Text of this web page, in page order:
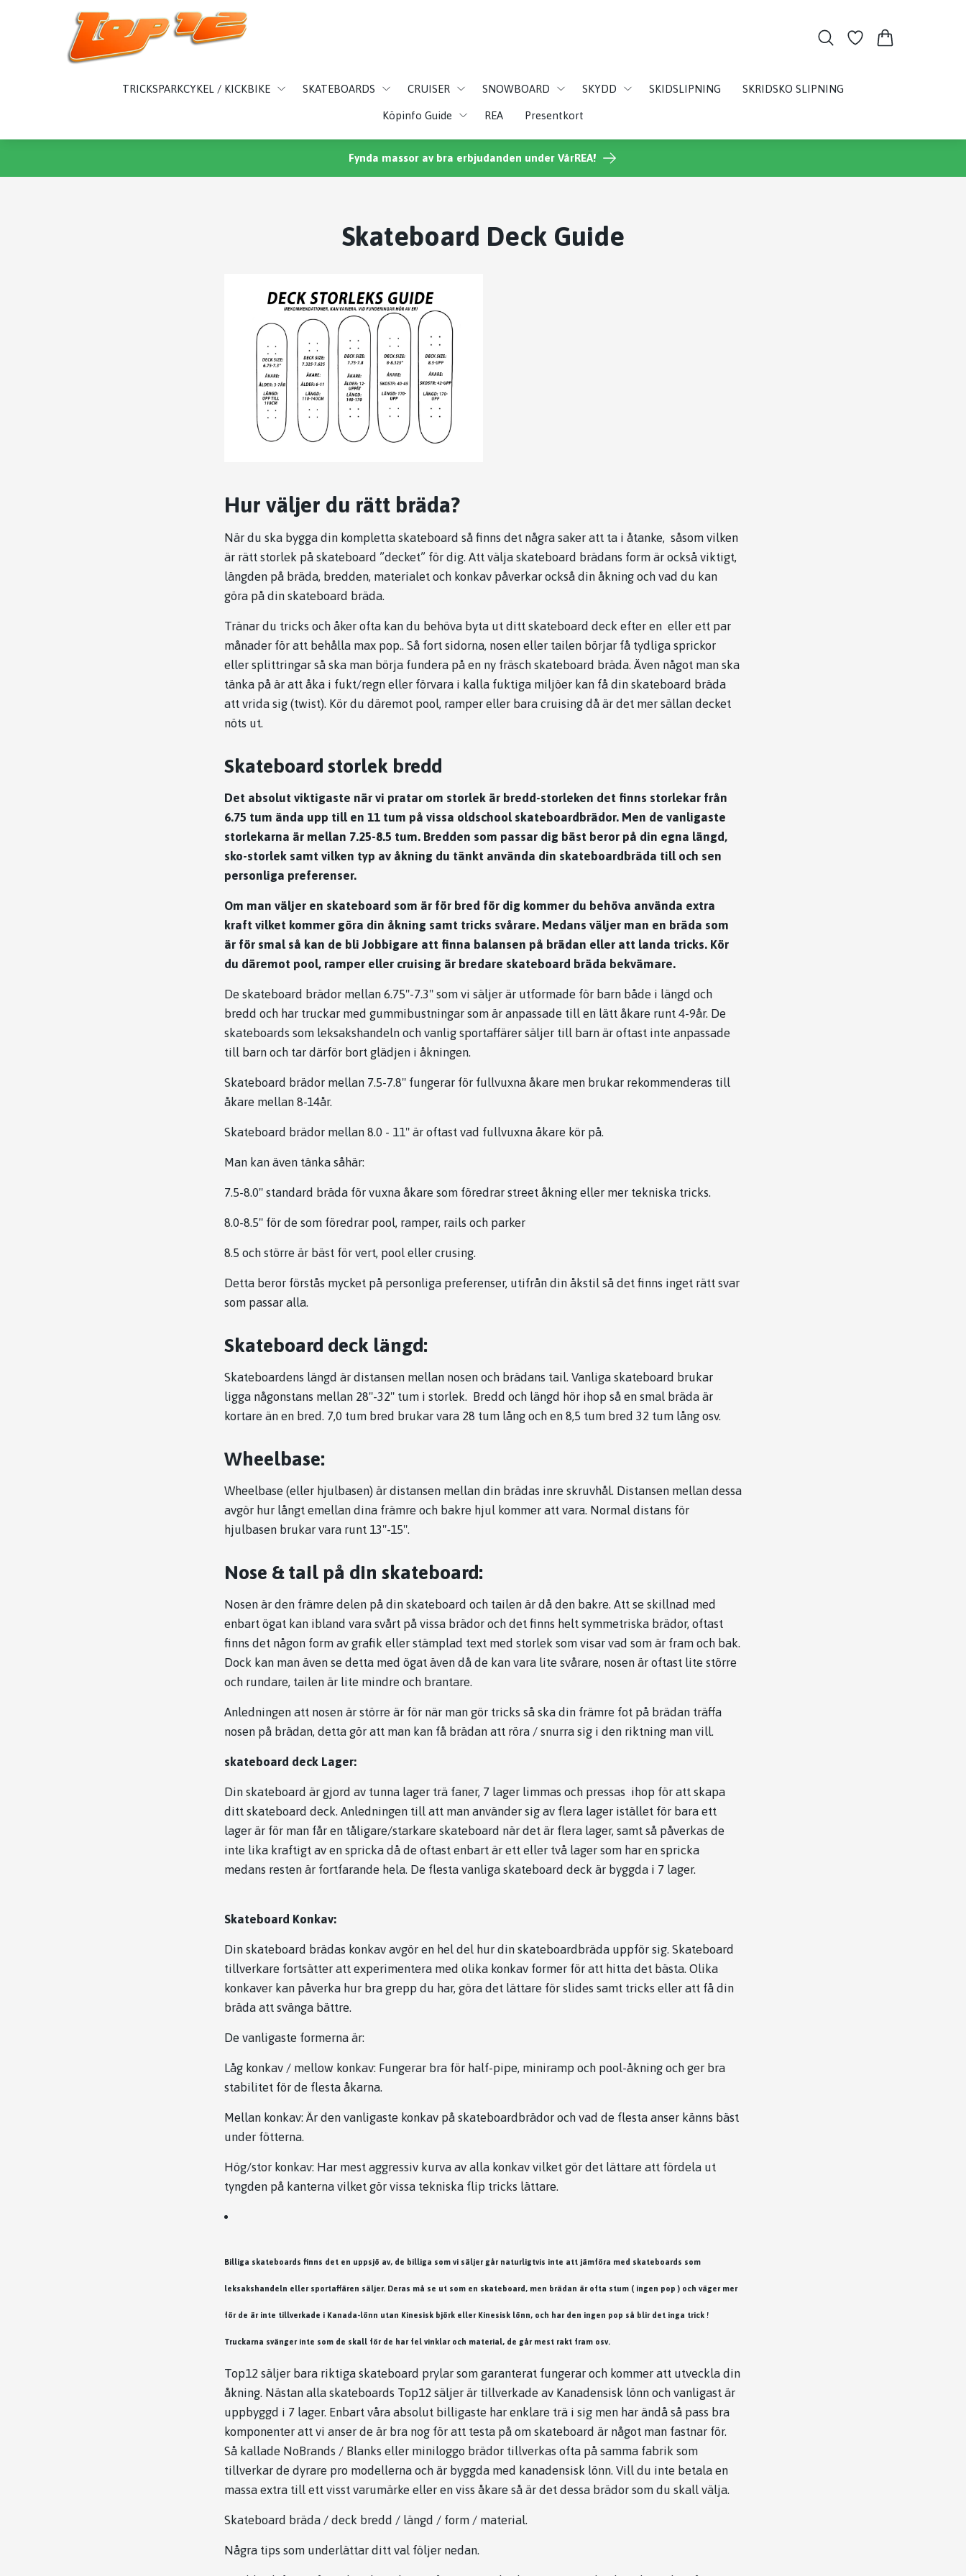
TRICKSPARKCYKEL / KICKBIKE SKATEBOARDS CRUISER SNOWBOARD SKYDD SKIDSLIPNING SKRIDSKO SLIPNING
Köpinfo Guide REA Presentkort
Fynda massor av bra erbjudanden under VårREA!
Skateboard Deck Guide
Hur väljer du rätt bräda?
När du ska bygga din kompletta skateboard så finns det några saker att ta i åtanke, såsom vilken
är rätt storlek på skateboard ”decket” för dig. Att välja skateboard brädans form är också viktigt,
längden på bräda, bredden, materialet och konkav påverkar också din åkning och vad du kan
göra på din skateboard bräda.
Tränar du tricks och åker ofta kan du behöva byta ut ditt skateboard deck efter en eller ett par
månader för att behålla max pop.. Så fort sidorna, nosen eller tailen börjar få tydliga sprickor
eller splittringar så ska man börja fundera på en ny fräsch skateboard bräda. Även något man ska
tänka på är att åka i fukt/regn eller förvara i kalla fuktiga miljöer kan få din skateboard bräda
att vrida sig (twist). Kör du däremot pool, ramper eller bara cruising då är det mer sällan decket
nöts ut.
Skateboard storlek bredd
Det absolut viktigaste när vi pratar om storlek är bredd-storleken det finns storlekar från
6.75 tum ända upp till en 11 tum på vissa oldschool skateboardbrädor. Men de vanligaste
storlekarna är mellan 7.25-8.5 tum. Bredden som passar dig bäst beror på din egna längd,
sko-storlek samt vilken typ av åkning du tänkt använda din skateboardbräda till och sen
personliga preferenser.
Om man väljer en skateboard som är för bred för dig kommer du behöva använda extra
kraft vilket kommer göra din åkning samt tricks svårare. Medans väljer man en bräda som
är för smal så kan de bli Jobbigare att finna balansen på brädan eller att landa tricks. Kör
du däremot pool, ramper eller cruising är bredare skateboard bräda bekvämare.
De skateboard brädor mellan 6.75"-7.3" som vi säljer är utformade för barn både i längd och
bredd och har truckar med gummibustningar som är anpassade till en lätt åkare runt 4-9år. De
skateboards som leksakshandeln och vanlig sportaffärer säljer till barn är oftast inte anpassade
till barn och tar därför bort glädjen i åkningen.
Skateboard brädor mellan 7.5-7.8" fungerar för fullvuxna åkare men brukar rekommenderas till
åkare mellan 8-14år.
Skateboard brädor mellan 8.0 - 11" är oftast vad fullvuxna åkare kör på.
Man kan även tänka såhär:
7.5-8.0" standard bräda för vuxna åkare som föredrar street åkning eller mer tekniska tricks.
8.0-8.5" för de som föredrar pool, ramper, rails och parker
8.5 och större är bäst för vert, pool eller crusing.
Detta beror förstås mycket på personliga preferenser, utifrån din åkstil så det finns inget rätt svar
som passar alla.
Skateboard deck längd:
Skateboardens längd är distansen mellan nosen och brädans tail. Vanliga skateboard brukar
ligga någonstans mellan 28"-32" tum i storlek. Bredd och längd hör ihop så en smal bräda är
kortare än en bred. 7,0 tum bred brukar vara 28 tum lång och en 8,5 tum bred 32 tum lång osv.
Wheelbase:
Wheelbase (eller hjulbasen) är distansen mellan din brädas inre skruvhål. Distansen mellan dessa
avgör hur långt emellan dina främre och bakre hjul kommer att vara. Normal distans för
hjulbasen brukar vara runt 13"-15".
Nose & tail på din skateboard:
Nosen är den främre delen på din skateboard och tailen är då den bakre. Att se skillnad med
enbart ögat kan ibland vara svårt på vissa brädor och det finns helt symmetriska brädor, oftast
finns det någon form av grafik eller stämplad text med storlek som visar vad som är fram och bak.
Dock kan man även se detta med ögat även då de kan vara lite svårare, nosen är oftast lite större
och rundare, tailen är lite mindre och brantare.
Anledningen att nosen är större är för när man gör tricks så ska din främre fot på brädan träffa
nosen på brädan, detta gör att man kan få brädan att röra / snurra sig i den riktning man vill.
skateboard deck Lager:
Din skateboard är gjord av tunna lager trä faner, 7 lager limmas och pressas ihop för att skapa
ditt skateboard deck. Anledningen till att man använder sig av flera lager istället för bara ett
lager är för man får en tåligare/starkare skateboard när det är flera lager, samt så påverkas de
inte lika kraftigt av en spricka då de oftast enbart är ett eller två lager som har en spricka
medans resten är fortfarande hela. De flesta vanliga skateboard deck är byggda i 7 lager.
Skateboard Konkav:
Din skateboard brädas konkav avgör en hel del hur din skateboardbräda uppför sig. Skateboard
tillverkare fortsätter att experimentera med olika konkav former för att hitta det bästa. Olika
konkaver kan påverka hur bra grepp du har, göra det lättare för slides samt tricks eller att få din
bräda att svänga bättre.
De vanligaste formerna är:
Låg konkav / mellow konkav: Fungerar bra för half-pipe, miniramp och pool-åkning och ger bra
stabilitet för de flesta åkarna.
Mellan konkav: Är den vanligaste konkav på skateboardbrädor och vad de flesta anser känns bäst
under fötterna.
Hög/stor konkav: Har mest aggressiv kurva av alla konkav vilket gör det lättare att fördela ut
tyngden på kanterna vilket gör vissa tekniska flip tricks lättare.
Billiga skateboards finns det en uppsjö av, de billiga som vi säljer går naturligtvis inte att jämföra med skateboards som
leksakshandeln eller sportaffären säljer. Deras må se ut som en skateboard, men brädan är ofta stum ( ingen pop ) och väger mer
för de är inte tillverkade i Kanada-lönn utan Kinesisk björk eller Kinesisk lönn, och har den ingen pop så blir det inga trick !
Truckarna svänger inte som de skall för de har fel vinklar och material, de går mest rakt fram osv.
Top12 säljer bara riktiga skateboard prylar som garanterat fungerar och kommer att utveckla din
åkning. Nästan alla skateboards Top12 säljer är tillverkade av Kanadensisk lönn och vanligast är
uppbyggd i 7 lager. Enbart våra absolut billigaste har enklare trä i sig men har ändå så pass bra
komponenter att vi anser de är bra nog för att testa på om skateboard är något man fastnar för.
Så kallade NoBrands / Blanks eller miniloggo brädor tillverkas ofta på samma fabrik som
tillverkar de dyrare pro modellerna och är byggda med kanadensisk lönn. Vill du inte betala en
massa extra till ett visst varumärke eller en viss åkare så är det dessa brädor som du skall välja.
Skateboard bräda / deck bredd / längd / form / material.
Några tips som underlättar ditt val följer nedan.